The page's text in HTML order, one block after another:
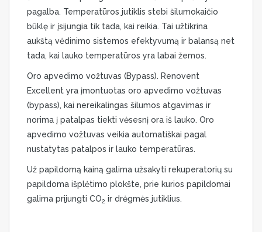
pagalba. Temperatūros jutiklis stebi šilumokaičio
būklę ir įsijungia tik tada, kai reikia. Tai užtikrina
aukštą vėdinimo sistemos efektyvumą ir balansą net
tada, kai lauko temperatūros yra labai žemos.
Oro apvedimo vožtuvas (Bypass). Renovent
Excellent yra įmontuotas oro apvedimo vožtuvas
(bypass), kai nereikalingas šilumos atgavimas ir
norima į patalpas tiekti vėsesnį ora iš lauko. Oro
apvedimo vožtuvas veikia automatiškai pagal
nustatytas patalpos ir lauko temperatūras.
Už papildomą kainą galima užsakyti rekuperatorių su
papildoma išplėtimo plokšte, prie kurios papildomai
galima prijungti CO2 ir drėgmės jutiklius.